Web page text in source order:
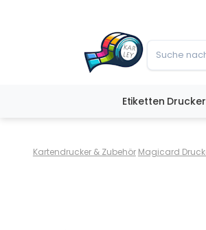
Etiketten Drucker
Kartendrucker & Zubehör Magicard